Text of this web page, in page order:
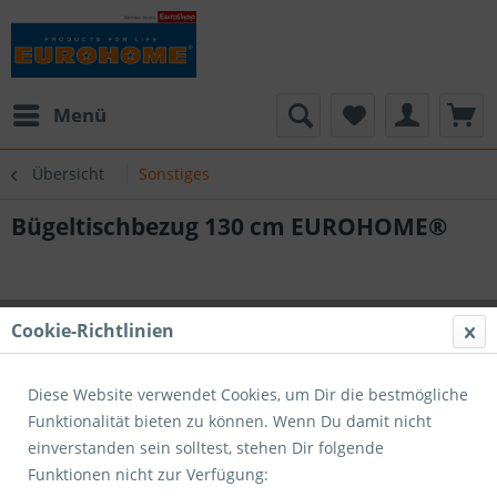
Menü
Übersicht Sonstiges
Bügeltischbezug 130 cm EUROHOME®
Cookie-Richtlinien
Diese Website verwendet Cookies, um Dir die bestmögliche
Funktionalität bieten zu können. Wenn Du damit nicht
einverstanden sein solltest, stehen Dir folgende
Funktionen nicht zur Verfügung: